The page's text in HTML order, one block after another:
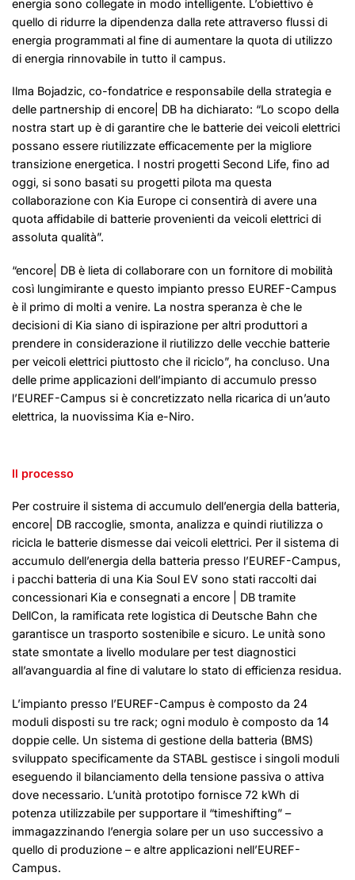
energia sono collegate in modo intelligente. L’obiettivo è
quello di ridurre la dipendenza dalla rete attraverso flussi di
energia programmati al fine di aumentare la quota di utilizzo
di energia rinnovabile in tutto il campus.
Ilma Bojadzic, co-fondatrice e responsabile della strategia e
delle partnership di encore| DB ha dichiarato: “Lo scopo della
nostra start up è di garantire che le batterie dei veicoli elettrici
possano essere riutilizzate efficacemente per la migliore
transizione energetica. I nostri progetti Second Life, fino ad
oggi, si sono basati su progetti pilota ma questa
collaborazione con Kia Europe ci consentirà di avere una
quota affidabile di batterie provenienti da veicoli elettrici di
assoluta qualità”.
“encore| DB è lieta di collaborare con un fornitore di mobilità
così lungimirante e questo impianto presso EUREF-Campus
è il primo di molti a venire. La nostra speranza è che le
decisioni di Kia siano di ispirazione per altri produttori a
prendere in considerazione il riutilizzo delle vecchie batterie
per veicoli elettrici piuttosto che il riciclo”, ha concluso. Una
delle prime applicazioni dell’impianto di accumulo presso
l’EUREF-Campus si è concretizzato nella ricarica di un’auto
elettrica, la nuovissima Kia e-Niro.
Il processo
Per costruire il sistema di accumulo dell’energia della batteria,
encore| DB raccoglie, smonta, analizza e quindi riutilizza o
ricicla le batterie dismesse dai veicoli elettrici. Per il sistema di
accumulo dell’energia della batteria presso l’EUREF-Campus,
i pacchi batteria di una Kia Soul EV sono stati raccolti dai
concessionari Kia e consegnati a encore | DB tramite
DellCon, la ramificata rete logistica di Deutsche Bahn che
garantisce un trasporto sostenibile e sicuro. Le unità sono
state smontate a livello modulare per test diagnostici
all’avanguardia al fine di valutare lo stato di efficienza residua.
L’impianto presso l’EUREF-Campus è composto da 24
moduli disposti su tre rack; ogni modulo è composto da 14
doppie celle. Un sistema di gestione della batteria (BMS)
sviluppato specificamente da STABL gestisce i singoli moduli
eseguendo il bilanciamento della tensione passiva o attiva
dove necessario. L’unità prototipo fornisce 72 kWh di
potenza utilizzabile per supportare il “timeshifting” –
immagazzinando l’energia solare per un uso successivo a
quello di produzione – e altre applicazioni nell’EUREF-
Campus.